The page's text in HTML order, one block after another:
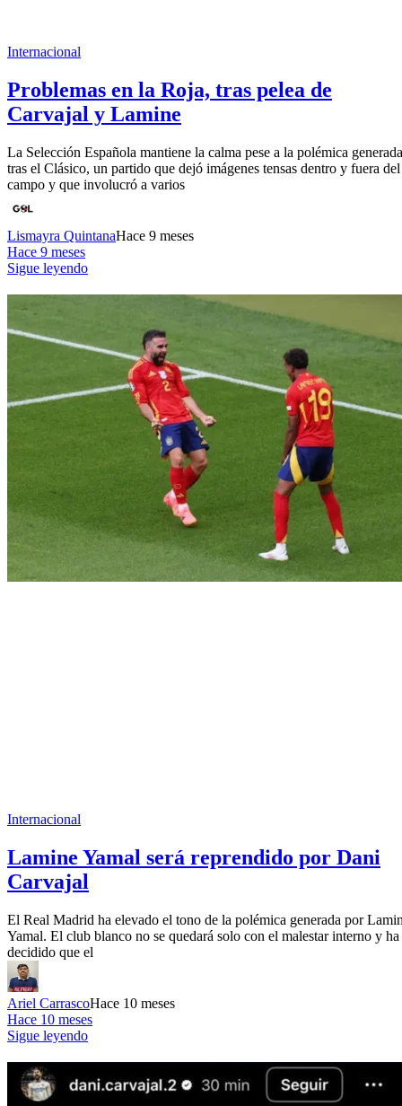
Internacional
Problemas en la Roja, tras pelea de
Carvajal y Lamine
La Selección Española mantiene la calma pese a la polémica generada
tras el Clásico, un partido que dejó imágenes tensas dentro y fuera del
campo y que involucró a varios
Lismayra QuintanaHace 9 meses
Hace 9 meses
Sigue leyendo
Internacional
Lamine Yamal será reprendido por Dani
Carvajal
El Real Madrid ha elevado el tono de la polémica generada por
Yamal. El club blanco no se quedará solo con el malestar interno y ha
decidido que el
Ariel CarrascoHace 10 meses
Hace 10 meses
Sigue leyendo